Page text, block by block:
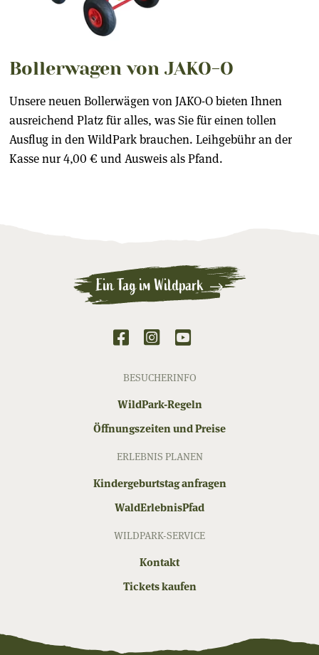
Bollerwagen von JAKO-O
Unsere neuen Bollerwägen von JAKO-O bieten Ihnen
ausreichend Platz für alles, was Sie für einen tollen
Ausflug in den WildPark brauchen. Leihgebühr an der
Kasse nur 4,00 € und Ausweis als Pfand.
Ein Tag im Wildpark
BESUCHERINFO
WildPark-Regeln
Öffnungszeiten und Preise
ERLEBNIS PLANEN
Kindergeburtstag anfragen
WaldErlebnisPfad
WILDPARK-SERVICE
Kontakt
Tickets kaufen